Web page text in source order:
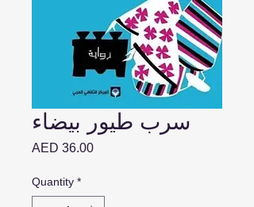
سرب طيور بيضاء
AED 36.00Price
Quantity *